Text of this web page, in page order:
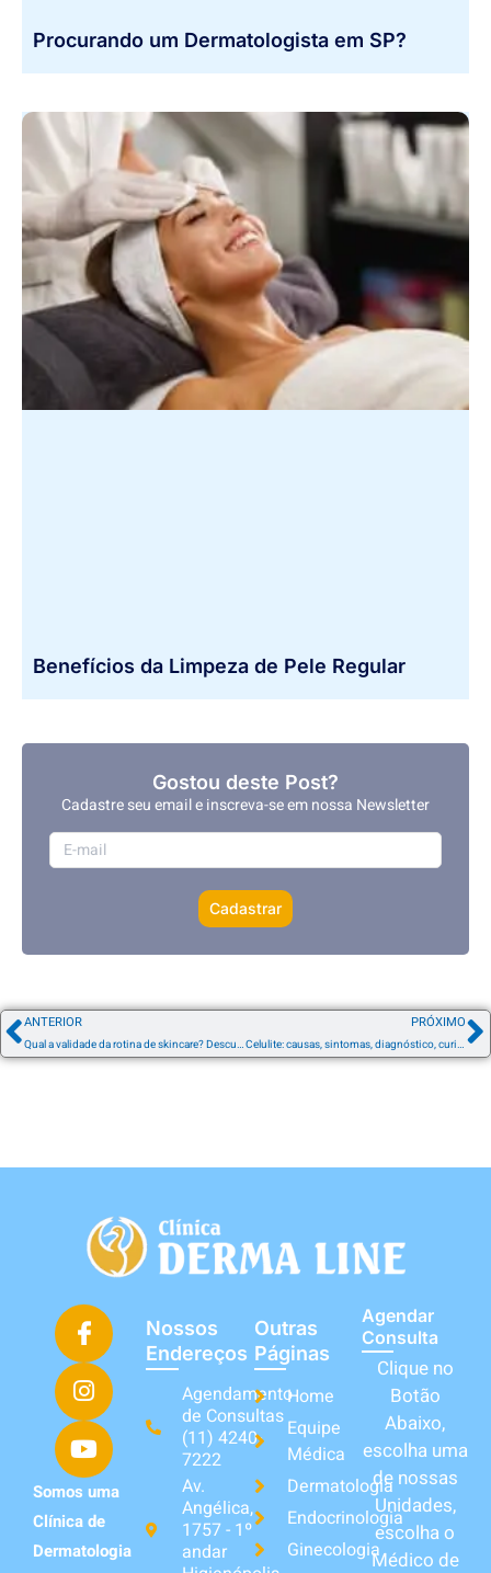
Procurando um Dermatologista em SP?
Benefícios da Limpeza de Pele Regular
Gostou deste Post?
Cadastre seu email e inscreva-se em nossa Newsletter
Cadastrar
ANTERIOR
Qual a validade da rotina de skincare? Descubra quando renovar seus cuidados com a pele
PRÓXIMO
Celulite: causas, sintomas, diagnóstico, curiosidades e tratamentos
Somos uma
Clínica de
Dermatologia
Nossos
Endereços
Agendamento
de Consultas
(11) 4240-
7222
Av.
Angélica,
1757 - 1º
andar
Outras
Páginas
Home
Equipe
Médica
Dermatologia
Endocrinologia
Ginecologia
Agendar
Consulta
Clique no
Botão
Abaixo,
escolha uma
de nossas
Unidades,
escolha o
Médico de